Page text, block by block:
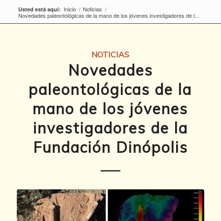
Usted está aquí: Inicio / Noticias /
Novedades paleontológicas de la mano de los jóvenes investigadores de l...
NOTICIAS
Novedades
paleontológicas de la
mano de los jóvenes
investigadores de la
Fundación Dinópolis